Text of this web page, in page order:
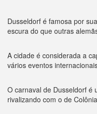
Dusseldorf é famosa por
escura do que outras
A cidade é considerada a
vários eventos
O carnaval de Dusseldorf é
rivalizando com o de